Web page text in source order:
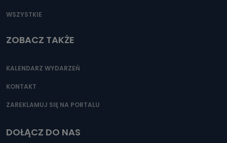
WSZYSTKIE
ZOBACZ TAKŻE
KALENDARZ WYDARZEŃ
KONTAKT
ZAREKLAMUJ SIĘ NA PORTALU
DOŁĄCZ DO NAS